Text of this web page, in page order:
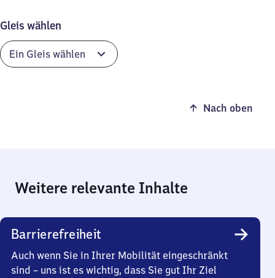
Gleis wählen
Nach oben
Weitere relevante Inhalte
Barrierefreiheit
Auch wenn Sie in Ihrer Mobilität eingeschränkt
sind – uns ist es wichtig, dass Sie gut Ihr Ziel